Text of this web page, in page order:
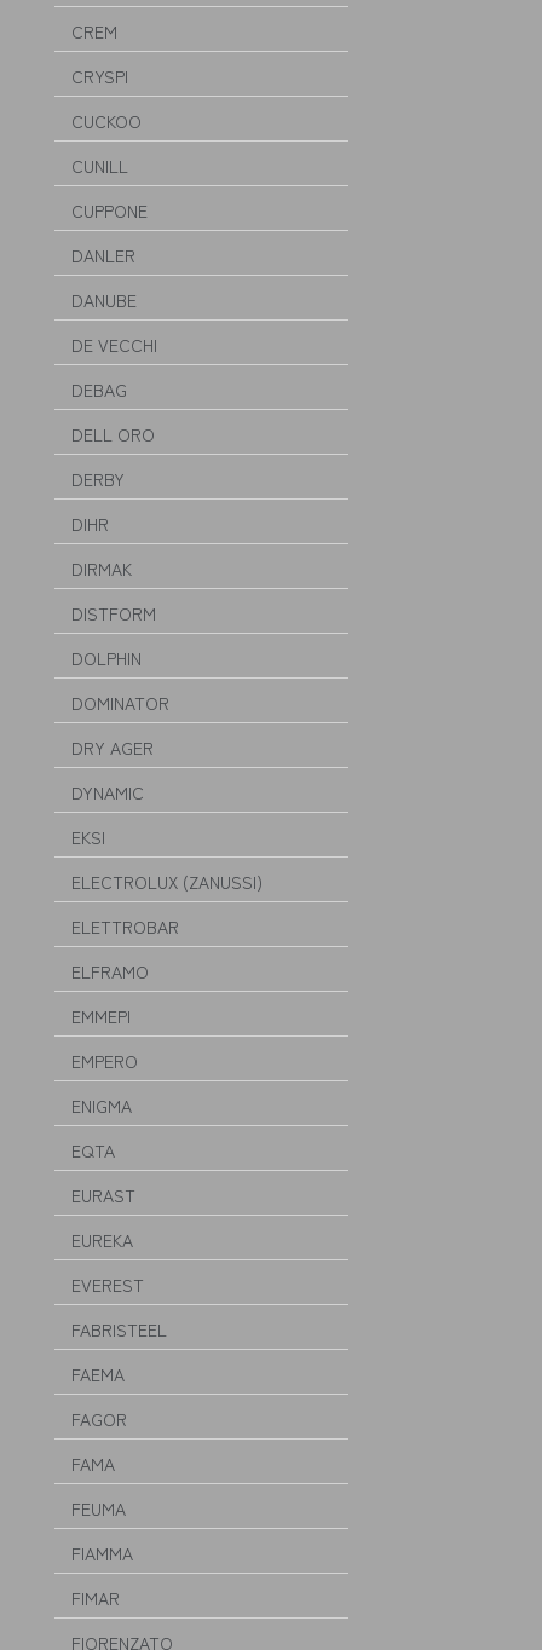
CREM
CRYSPI
CUCKOO
CUNILL
CUPPONE
DANLER
DANUBE
DE VECCHI
DEBAG
DELL ORO
DERBY
DIHR
DIRMAK
DISTFORM
DOLPHIN
DOMINATOR
DRY AGER
DYNAMIC
EKSI
ELECTROLUX (ZANUSSI)
ELETTROBAR
ELFRAMO
EMMEPI
EMPERO
ENIGMA
EQTA
EURAST
EUREKA
EVEREST
FABRISTEEL
FAEMA
FAGOR
FAMA
FEUMA
FIAMMA
FIMAR
FIORENZATO